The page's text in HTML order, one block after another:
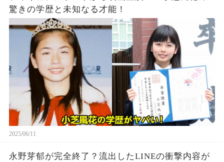
驚きの学歴と未知なる才能！
2025/06/11
永野芽郁が完全終了？流出したLINEの衝撃内容が